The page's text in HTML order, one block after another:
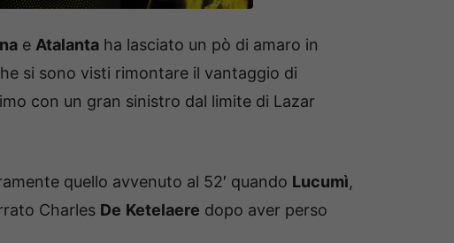
e Atalanta ha lasciato un pò di amaro in
si sono visti rimontare il vantaggio di
con un gran sinistro dal limite di Lazar
quello avvenuto al 52′ quando Lucumì,
Charles De Ketelaere dopo aver perso